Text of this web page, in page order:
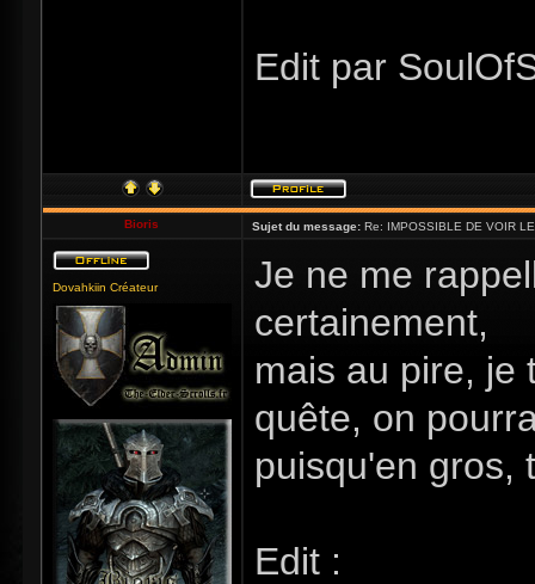
Edit par
Bioris Sujet du message: Re: IMPOSSIBLE DE VOIR
Dovahkiin Créateur
Je ne me
certainement,
mais au pire, je
quête, on
puisqu'en
Edit :